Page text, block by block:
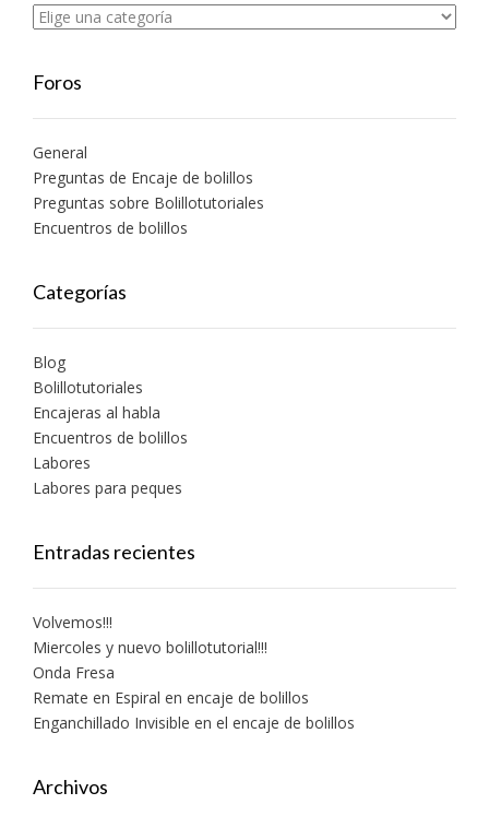
Foros
General
Preguntas de Encaje de bolillos
Preguntas sobre Bolillotutoriales
Encuentros de bolillos
Categorías
Blog
Bolillotutoriales
Encajeras al habla
Encuentros de bolillos
Labores
Labores para peques
Entradas recientes
Volvemos!!!
Miercoles y nuevo bolillotutorial!!!
Onda Fresa
Remate en Espiral en encaje de bolillos
Enganchillado Invisible en el encaje de bolillos
Archivos